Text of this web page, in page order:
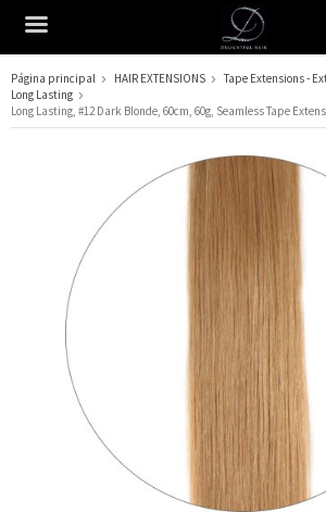
Página principal HAIR EXTENSIONS
Tape Extensions -
Long Lasting
Long Lasting, #12 Dark Blonde, 60cm, 60g, Seamless Tape